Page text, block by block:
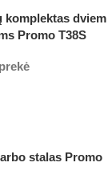
komplektas dviem
Promo T38S
stalas Promo